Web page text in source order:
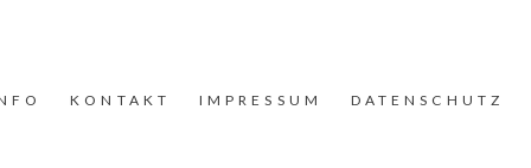
KONTAKT IMPRESSUM DATENSCHUTZ